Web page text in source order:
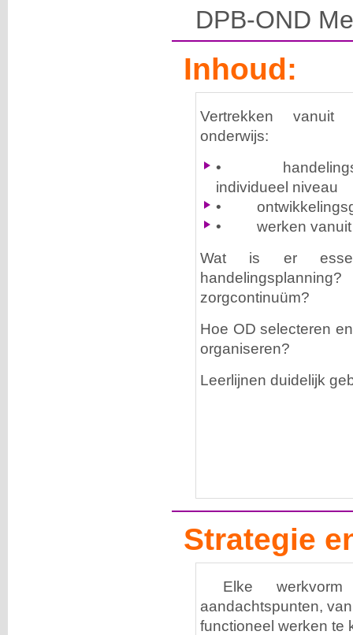
DPB-OND
Inhoud:
Vertrekken
onderwijs:
•
individueel niveau
•
•
werken
Wat is er
zorgcontinuüm?
Hoe OD selecteren
organiseren?
Leerlijnen duidelijk
Strategie
Elke
aandachtspunten,
functioneel werken te